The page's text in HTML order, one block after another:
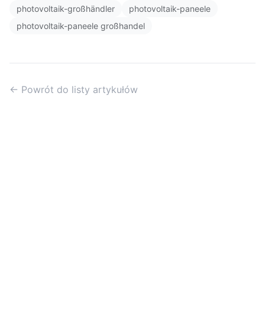
photovoltaik-großhändler
photovoltaik-paneele
photovoltaik-paneele großhandel
← Powrót do listy artykułów